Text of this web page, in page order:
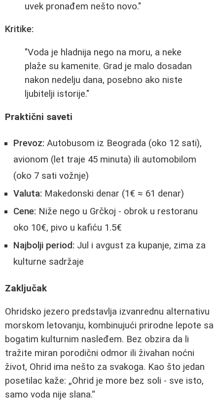
uvek pronađem nešto novo."
Kritike:
"Voda je hladnija nego na moru, a neke
plaže su kamenite. Grad je malo dosadan
nakon nedelju dana, posebno ako niste
ljubitelji istorije."
Praktični saveti
Prevoz: Autobusom iz Beograda (oko 12 sati),
avionom (let traje 45 minuta) ili automobilom
(oko 7 sati vožnje)
Valuta: Makedonski denar (1€ ≈ 61 denar)
Cene: Niže nego u Grčkoj - obrok u restoranu
oko 10€, pivo u kafiću 1.5€
Najbolji period: Jul i avgust za kupanje, zima za
kulturne sadržaje
Zaključak
Ohridsko jezero predstavlja izvanrednu alternativu
morskom letovanju, kombinujući prirodne lepote sa
bogatim kulturnim nasleđem. Bez obzira da li
tražite miran porodični odmor ili živahan noćni
život, Ohrid ima nešto za svakoga. Kao što jedan
posetilac kaže:
Ohrid je more bez soli - sve isto,
samo voda nije slana.